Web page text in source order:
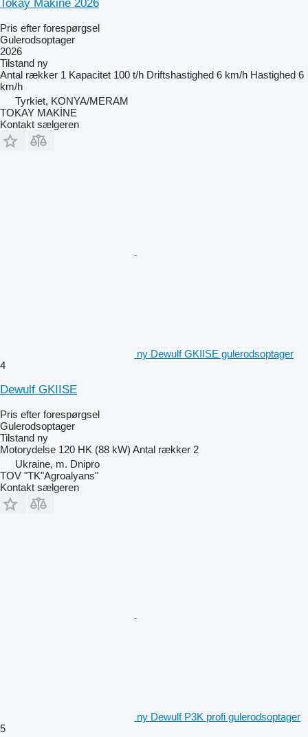
Tokay Makine 2026
Pris efter forespørgsel
Gulerodsoptager
2026
Tilstand ny
Antal rækker 1 Kapacitet 100 t/h Driftshastighed 6 km/h Hastighed 6
km/h
Tyrkiet, KONYA/MERAM
TOKAY MAKİNE
Kontakt sælgeren
ny Dewulf GKIISE gulerodsoptager
4
Dewulf GKIISE
Pris efter forespørgsel
Gulerodsoptager
Tilstand ny
Motorydelse 120 HK (88 kW) Antal rækker 2
Ukraine, m. Dnipro
TOV "TK"Agroalyans"
Kontakt sælgeren
ny Dewulf P3K profi gulerodsoptager
5